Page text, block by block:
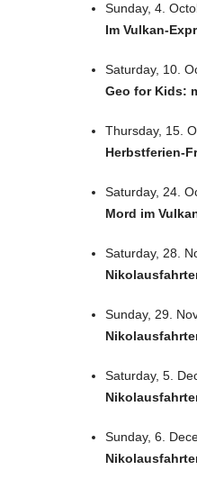
Sunday, 4.
Im Vulkan-
Saturday, 10.
Geo for Kids:
Thursday, 15.
Herbstferien-
Saturday, 24.
Mord im
Saturday, 28.
Sunday, 29.
Saturday, 5.
Sunday, 6.